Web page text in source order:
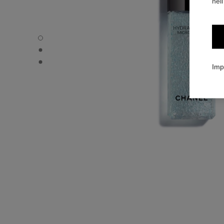
HYDRA BEAUTY MICRO SÉRUM - Immagine predefinita
HYDRA BEAUTY MICRO SÉRUM - Vista alternativa 1
HYDRA BEAUTY MICRO SÉRUM - Immagine basic texture